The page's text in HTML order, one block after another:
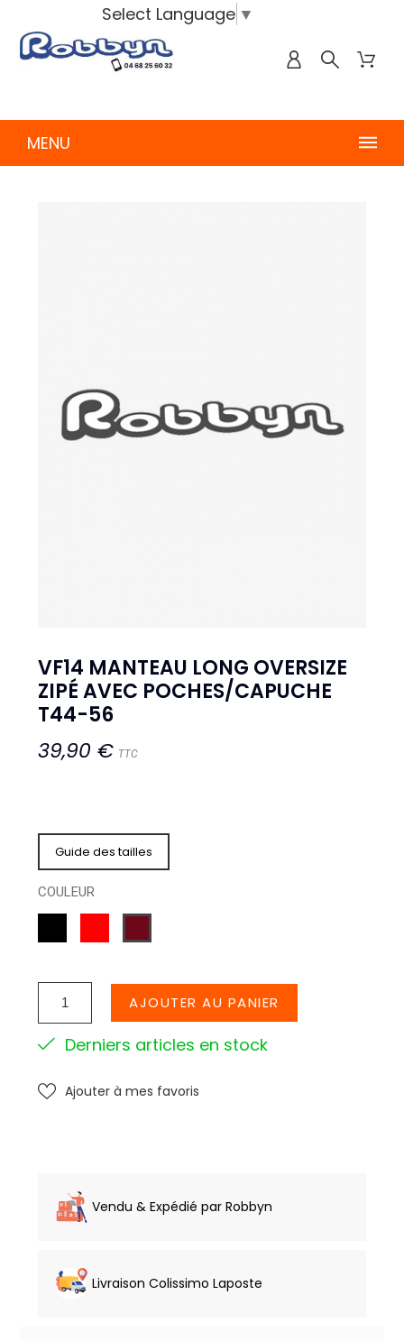
Select Language ▼
MENU
VF14 MANTEAU LONG OVERSIZE
ZIPÉ AVEC POCHES/CAPUCHE
T44-56
39,90 € TTC
Guide des tailles
COULEUR
AJOUTER AU PANIER
Derniers articles en stock
Ajouter à mes favoris
Vendu & Expédié par Robbyn
Livraison Colissimo Laposte